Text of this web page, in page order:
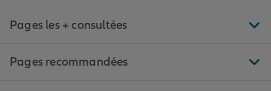
Pages les + consultées
Pages recommandées